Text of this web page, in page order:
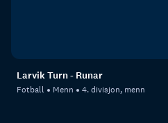
Larvik Turn - Runar
Fotball Menn 4. divisjon, menn